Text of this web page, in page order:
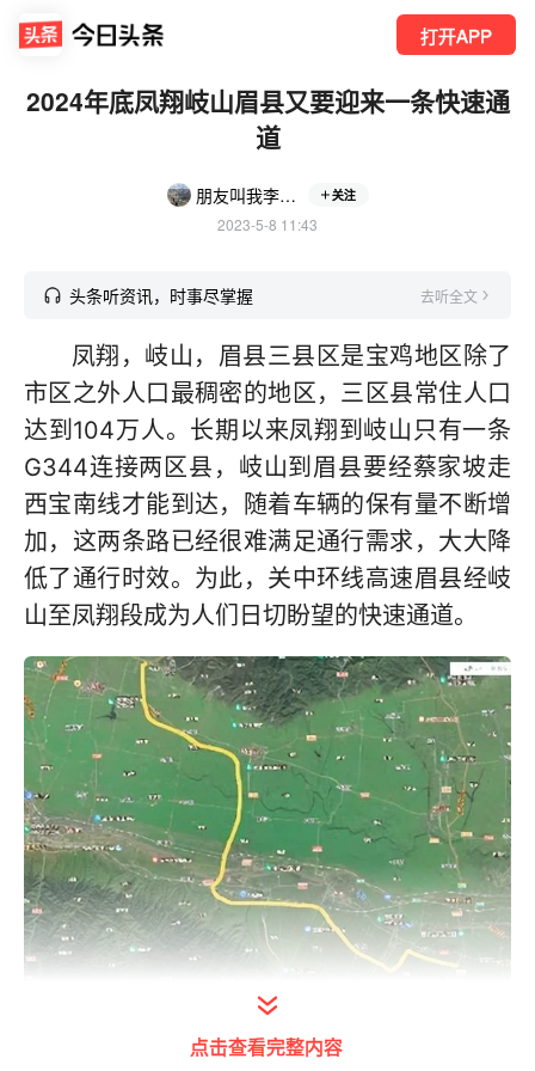
打开APP
2024年底凤翔岐山眉县又要迎来一条快速通
道
朋友叫我李地图 关注
2023-5-8 11:43
头条听资讯，时事尽掌握 去听全文
凤翔，岐山，眉县三县区是宝鸡地区除了
市区之外人口最稠密的地区，三区县常住人口
达到104万人。长期以来凤翔到岐山只有一条
G344连接两区县，岐山到眉县要经蔡家坡走
西宝南线才能到达，随着车辆的保有量不断增
加，这两条路已经很难满足通行需求，大大降
低了通行时效。为此，关中环线高速眉县经岐
山至凤翔段成为人们日切盼望的快速通道。
打开今日头条查看图片详情
点击查看完整内容